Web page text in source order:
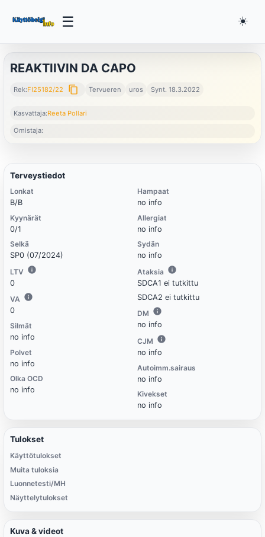
☰ ☀️
REAKTIIVIN DA CAPO
Rek:FI25182/22 content_copy Tervueren uros Synt. 18.3.2022
Kasvattaja:Reeta Pollari
Omistaja:
Terveystiedot
Lonkat
B/B
Kyynärät
0/1
Selkä
SP0 (07/2024)
LTV
0
VA
0
Silmät
no info
Polvet
no info
Olka OCD
no info
Hampaat
no info
Allergiat
no info
Sydän
no info
Ataksia
SDCA1 ei tutkittu
SDCA2 ei tutkittu
DM
no info
CJM
no info
Autoimm.sairaus
no info
Kivekset
no info
Tulokset
Käyttötulokset
Muita tuloksia
Luonnetesti/MH
Näyttelytulokset
Kuva & videot